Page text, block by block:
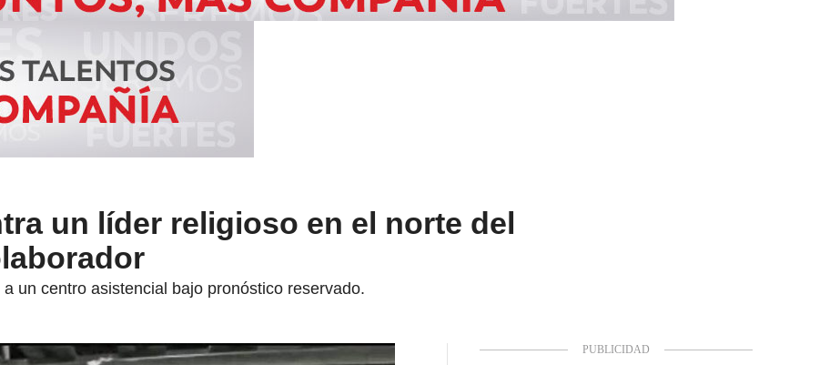
un líder religioso en el norte del
un centro asistencial bajo pronóstico reservado.